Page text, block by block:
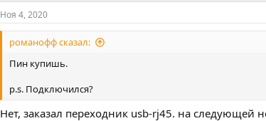
Ноя 4, 2020
романофф сказал:
Пин купишь.
p.s. Подключился?
Нет, заказал переходник usb-rj45. на следующей